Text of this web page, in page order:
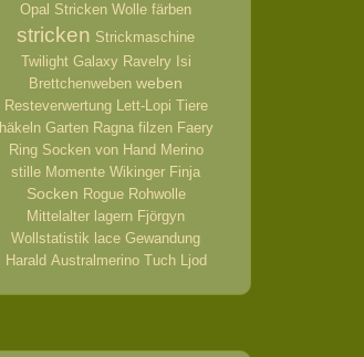
Opal Stricken Wolle färben
stricken Strickmaschine
Twilight Galaxy Ravelry Isi
Brettchenweben weben
Resteverwertung Lett-Lopi Tiere
häkeln Garten Ragna filzen Faery
Ring Socken von Hand Merino
stille Momente Wikinger Finja
Socken Rogue Rohwolle
Mittelalter lagern Fjörgyn
Wollstatistik lace Gewandung
Harald Australmerino Tuch Ljod